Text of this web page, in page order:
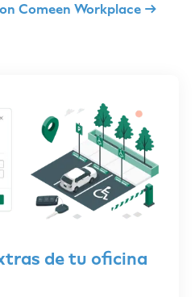
Comeen Workplace →
de tu oficina